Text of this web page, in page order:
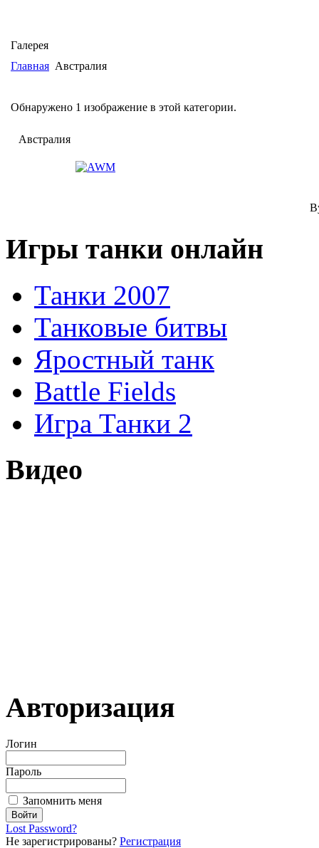
Галерея
Главная Австралия
Обнаружено 1 изображение в этой категории.
Австралия
Игры танки онлайн
Танки 2007
Танковые битвы
Яростный танк
Battle Fields
Игра Танки 2
Видео
Авторизация
Логин
Пароль
Запомнить меня
Lost Password?
Не зарегистрированы? Регистрация